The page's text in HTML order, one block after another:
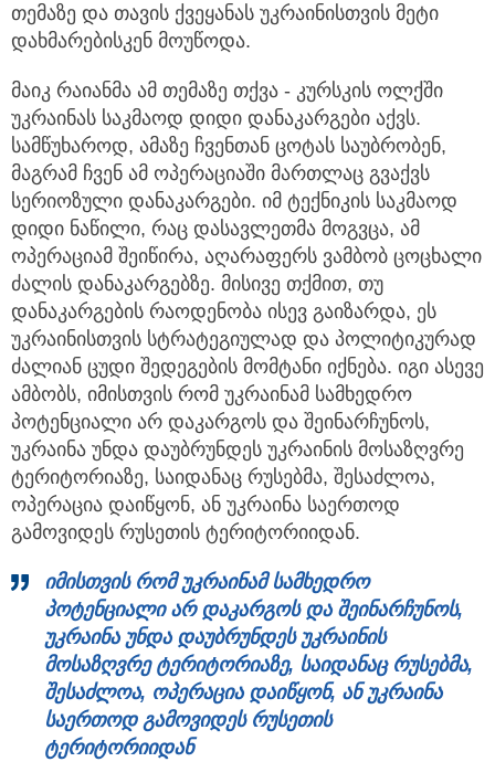
თემაზე და თავის ქვეყანას უკრაინისთვის მეტი
დახმარებისკენ მოუწოდა.
მაიკ რაიანმა ამ თემაზე თქვა - კურსკის ოლქში
უკრაინას საკმაოდ დიდი დანაკარგები აქვს.
სამწუხაროდ, ამაზე ჩვენთან ცოტას საუბრობენ,
მაგრამ ჩვენ ამ ოპერაციაში მართლაც გვაქვს
სერიოზული დანაკარგები. იმ ტექნიკის საკმაოდ
დიდი ნაწილი, რაც დასავლეთმა მოგვცა, ამ
ოპერაციამ შეიწირა, აღარაფერს ვამბობ ცოცხალი
ძალის დანაკარგებზე. მისივე თქმით, თუ
დანაკარგების რაოდენობა ისევ გაიზარდა, ეს
უკრაინისთვის სტრატეგიულად და პოლიტიკურად
ძალიან ცუდი შედეგების მომტანი იქნება. იგი ასევე
ამბობს, იმისთვის რომ უკრაინამ სამხედრო
პოტენციალი არ დაკარგოს და შეინარჩუნოს,
უკრაინა უნდა დაუბრუნდეს უკრაინის მოსაზღვრე
ტერიტორიაზე, საიდანაც რუსებმა, შესაძლოა,
ოპერაცია დაიწყონ, ან უკრაინა საერთოდ
გამოვიდეს რუსეთის ტერიტორიიდან.
იმისთვის რომ უკრაინამ სამხედრო
პოტენციალი არ დაკარგოს და შეინარჩუნოს,
უკრაინა უნდა დაუბრუნდეს უკრაინის
მოსაზღვრე ტერიტორიაზე, საიდანაც რუსებმა,
შესაძლოა, ოპერაცია დაიწყონ, ან უკრაინა
საერთოდ გამოვიდეს რუსეთის
ტერიტორიიდან